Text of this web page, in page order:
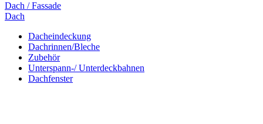
Dach / Fassade
Dach
Dacheindeckung
Dachrinnen/Bleche
Zubehör
Unterspann-/ Unterdeckbahnen
Dachfenster